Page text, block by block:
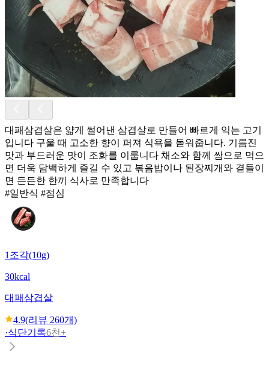
대패삼겹살은 얇게 썰어낸 삼겹살로 만들어 빠르게 익는 고기
입니다 구울 때 고소한 향이 퍼져 식욕을 돋워줍니다. 기름진
맛과 부드러운 맛이 조화를 이룹니다 채소와 함께 쌈으로 먹으
면 더욱 담백하게 즐길 수 있고 볶음밥이나 된장찌개와 곁들이
면 든든한 한끼 식사로 만족합니다
#일반식 #점심
1조각(10g)
30kcal
대패삼겹살
4.9(리뷰 260개)
·식단기록6천+